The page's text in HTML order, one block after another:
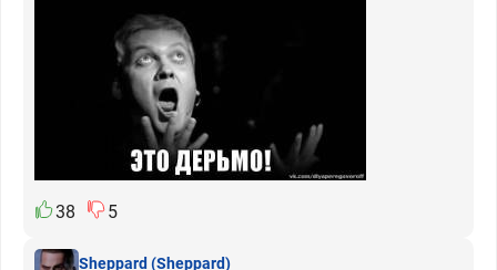
38 5
Sheppard (Sheppard)